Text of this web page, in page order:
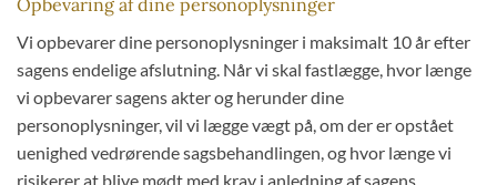
Vi opbevarer dine personoplysninger i maksimalt 10 år efter
sagens endelige afslutning. Når vi skal fastlægge, hvor længe
vi opbevarer sagens akter og herunder dine
personoplysninger, vil vi lægge vægt på, om der er opstået
uenighed vedrørende sagsbehandlingen, og hvor længe vi
risikerer at blive mødt med krav i anledning af sagens